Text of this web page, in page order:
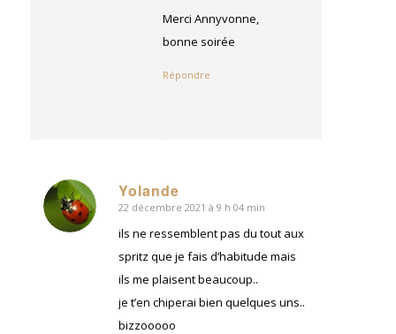
Merci Annyvonne,
bonne soirée
Répondre
Yolande
dit
:
22 décembre 2021 à 9 h 04 min
ils ne ressemblent pas du tout aux
spritz que je fais d’habitude mais
ils me plaisent beaucoup..
je t’en chiperai bien quelques uns..
bizzooooo